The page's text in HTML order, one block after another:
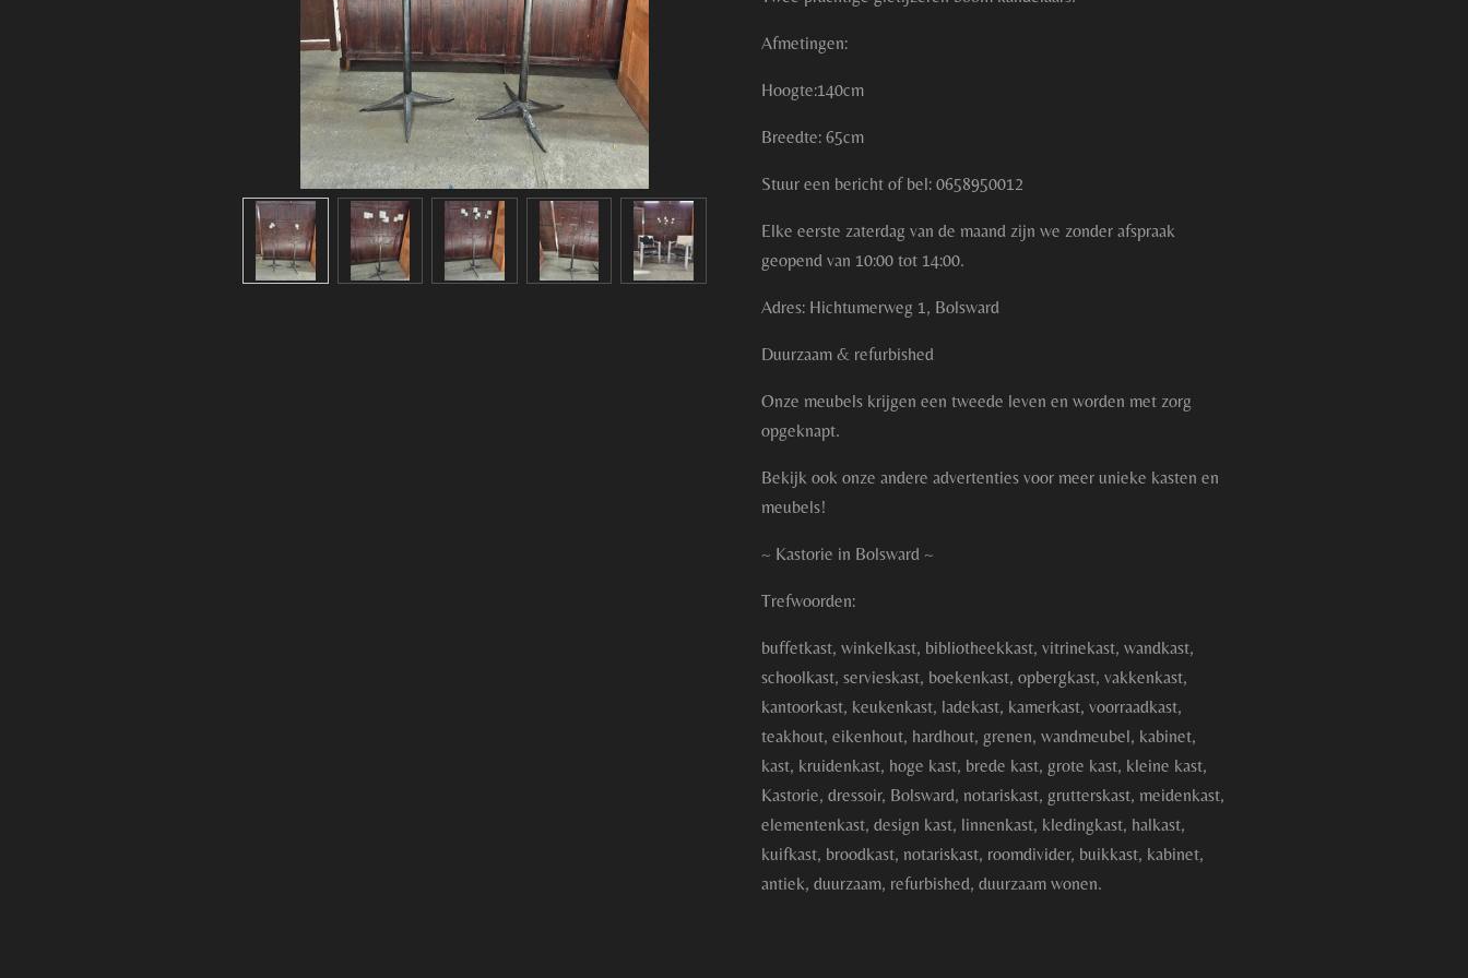
Afmetingen:
Hoogte:140cm
Breedte: 65cm
Stuur een bericht of bel: 0658950012
Elke eerste zaterdag van de maand zijn we zonder afspraak
geopend van 10:00 tot 14:00.
Adres: Hichtumerweg 1, Bolsward
Duurzaam & refurbished
Onze meubels krijgen een tweede leven en worden met zorg
opgeknapt.
Bekijk ook onze andere advertenties voor meer unieke kasten en
meubels!
~ Kastorie in Bolsward ~
Trefwoorden:
buffetkast, winkelkast, bibliotheekkast, vitrinekast, wandkast,
schoolkast, servieskast, boekenkast, opbergkast, vakkenkast,
kantoorkast, keukenkast, ladekast, kamerkast, voorraadkast,
teakhout, eikenhout, hardhout, grenen, wandmeubel, kabinet,
kast, kruidenkast, hoge kast, brede kast, grote kast, kleine kast,
Kastorie, dressoir, Bolsward, notariskast, grutterskast, meidenkast,
elementenkast, design kast, linnenkast, kledingkast, halkast,
kuifkast, broodkast, notariskast, roomdivider, buikkast, kabinet,
antiek, duurzaam, refurbished, duurzaam wonen.